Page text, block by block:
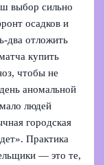
выбор сильно
осадков и
два отложить
купить
чтобы не
аномальной
людей
городская
Практика
— это те,